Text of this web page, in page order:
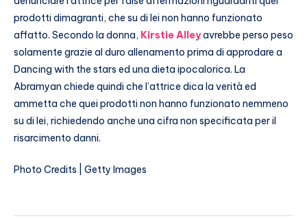
prodotti dimagranti, che su di lei non hanno funzionato
affatto. Secondo la donna, Kirstie Alleyavrebbe perso peso
solamente grazie al duro allenamento prima di approdare a
Dancing with the stars ed una dieta ipocalorica. La
Abramyan chiede quindi che l’attrice dica la verità ed
ammetta che quei prodotti non hanno funzionato nemmeno
su di lei, richiedendo anche una cifra non specificata per il
risarcimento danni.
Photo Credits | Getty Images